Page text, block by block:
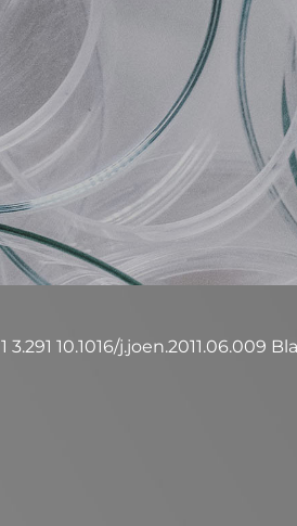
10.1016/j.joen.2011.06.009